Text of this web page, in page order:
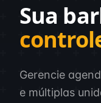
Sua
Gerencie
e múltiplas